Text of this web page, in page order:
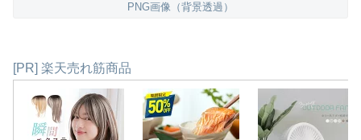
PNG画像（背景透過）
[PR] 楽天売れ筋商品